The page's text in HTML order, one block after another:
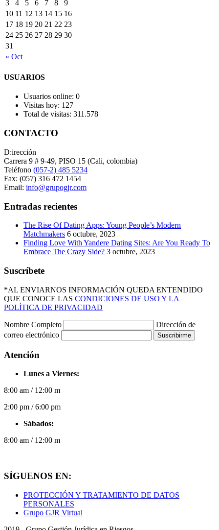
« Oct
3
4 5 6 7 8
9
10 11 12 13 14 15 16
17 18 19 20 21 22 23
24 25 26 27 28 29 30
31
USUARIOS
Usuarios online: 0
Visitas hoy: 127
Total de visitas: 311.578
CONTACTO
D:irección
Carrera 9 # 9-49, PISO 15 (Cali, colombia)
Teléfono (057-2) 485 5234
Fax: (057) 316 472 1454
Email: info@grupogjr.com
Entradas recientes
The Rise Of Dating Apps: Young People’s Modern
Matchmakers 6 octubre, 2023
Finding Love With Yandere Dating Sites: Are You Ready To
Embrace The Crazy Side? 3 octubre, 2023
Suscríbete
*AL ENVIARNOS INFORMACIÓN QUEDA ENTENDIDO
QUE CONOCE LAS CONDICIONES DE USO Y LA
POLÍTICA DE PRIVACIDAD
Nombre Completo
Dirección de
correo electrónico
Suscribirme
Atención
Lunes a Viernes:
8:00 am / 12:00 m
2:00 pm / 6:00 pm
Sábados:
8:00 am / 12:00 m
SÍGUENOS EN:
PROTECCIÓN Y TRATAMIENTO DE DATOS
PERSONALES
Grupo GJR Virtual